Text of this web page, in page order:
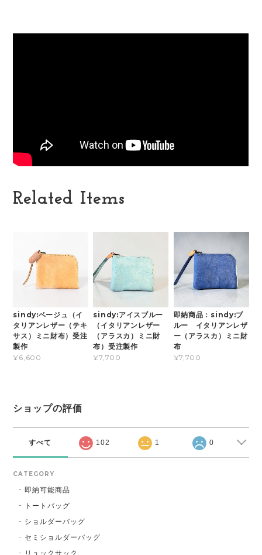
Related Items
sindy:ベージュ（イ
タリアンレザー（テキ
サス）ミニ財布）受注
製作
¥6,600
sindy:アイスブルー
（イタリアンレザー
（アラスカ）ミニ財
布）受注製作
¥7,700
即納商品：sindy:ブ
ルー イタリアンレザ
ー（アラスカ）ミニ財
布
¥7,700
ショップの評価
すべて 102 1 0
CATEGORY
即納可能商品
トートバッグ
ショルダーバッグ
セミショルダーバッグ
リュックサック